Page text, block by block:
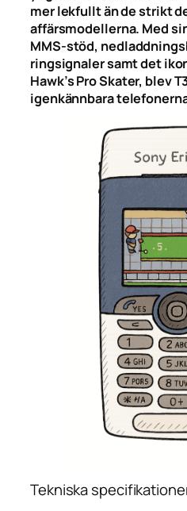
mer lekfullt än de strikt
affärsmodellerna. Med
MMS-stöd,
ringsignaler samt det
Hawk’s Pro Skater, blev
igenkännbara
Tekniska